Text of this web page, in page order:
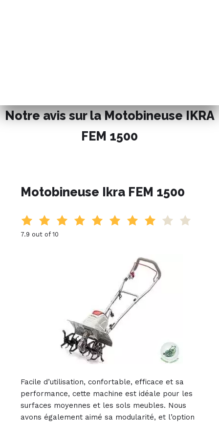
Notre avis sur la Motobineuse IKRA
FEM 1500
Motobineuse Ikra FEM 1500
7.9 out of 10
Facile d’utilisation, confortable, efficace et sa
performance, cette machine est idéale pour les
surfaces moyennes et les sols meubles. Nous
avons également aimé sa modularité, et l’option